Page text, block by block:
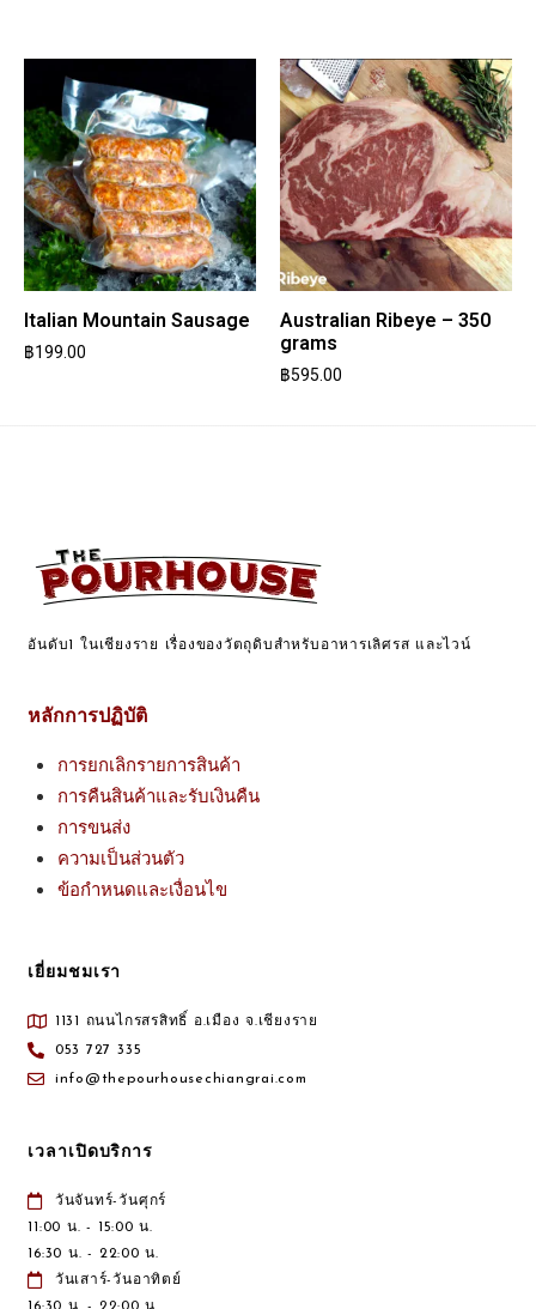
Italian Mountain Sausage
฿199.00
Australian Ribeye – 350
grams
฿595.00
อันดับ1 ในเชียงราย เรื่องของวัตถุดิบสำหรับอาหารเลิศรส และไวน์
หลักการปฏิบัติ
การยกเลิกรายการสินค้า
การคืนสินค้าและรับเงินคืน
การขนส่ง
ความเป็นส่วนตัว
ข้อกำหนดและเงื่อนไข
เยี่ยมชมเรา
1131 ถนนไกรสรสิทธิ์ อ.เมือง จ.เชียงราย
053 727 335
info@thepourhousechiangrai.com
เวลาเปิดบริการ
วันจันทร์-วันศุกร์
11:00 น. - 15:00 น.
16:30 น. - 22:00 น.
วันเสาร์-วันอาทิตย์